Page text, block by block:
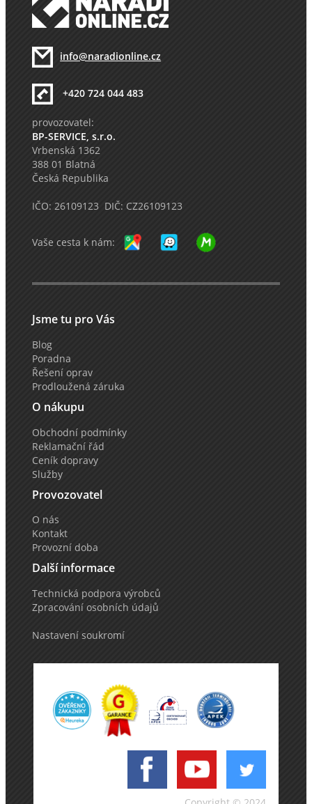
info@naradionline.cz
+420 724 044 483
provozovatel:
BP-SERVICE, s.r.o.
Vrbenská 1362
388 01 Blatná
Česká Republika
IČO: 26109123 DIČ: CZ26109123
Vaše cesta k nám:
Jsme tu pro Vás
Blog
Poradna
Řešení oprav
Prodloužená záruka
O nákupu
Obchodní podmínky
Reklamační řád
Ceník dopravy
Služby
Provozovatel
O nás
Kontakt
Provozní doba
Další informace
Technická podpora výrobců
Zpracování osobních údajů
Nastavení soukromí